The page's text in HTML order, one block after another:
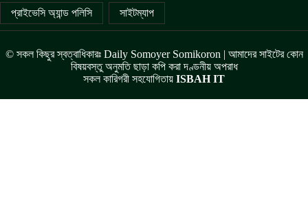
প্রাইভেসি অ্যান্ড পলিসি সাইটম্যাপ
© সকল কিছুর স্বত্বাধিকারঃ Daily Somoyer Somikoron | আমাদের সাইটের কোন
বিষয়বস্তু অনুমতি ছাড়া কপি করা দণ্ডনীয় অপরাধ
সকল কারিগরী সহযোগিতায় ISBAH IT